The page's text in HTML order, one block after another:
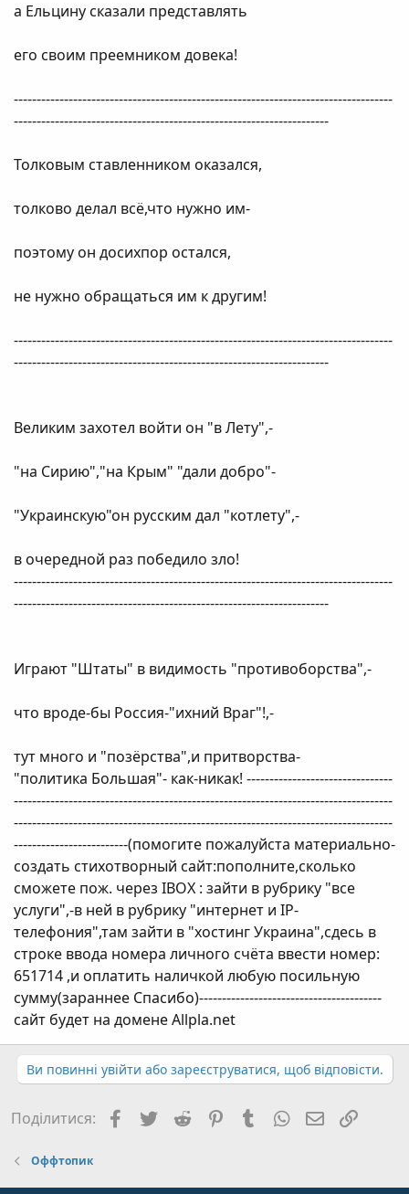
а Ельцину сказали представлять
его своим преемником довека!
-----------------------------------------------------------------------------------
---------------------------------------------------------------------
Толковым ставленником оказался,
толково делал всё,что нужно им-
поэтому он досихпор остался,
не нужно обращаться им к другим!
-----------------------------------------------------------------------------------
---------------------------------------------------------------------
Великим захотел войти он "в Лету",-
"на Сирию","на Крым" "дали добро"-
"Украинскую"он русским дал "котлету",-
в очередной раз победило зло!
-----------------------------------------------------------------------------------
---------------------------------------------------------------------
Играют "Штаты" в видимость "противоборства",-
что вроде-бы Россия-"ихний Враг"!,-
тут много и "позёрства",и притворства-
"политика Большая"- как-никак! --------------------------------
-----------------------------------------------------------------------------------
-----------------------------------------------------------------------------------
-------------------------(помогите пожалуйста материально-
создать стихотворный сайт:пополните,сколько
сможете пож. через IBOX : зайти в рубрику "все
услуги",-в ней в рубрику "интернет и IP-
телефония",там зайти в "хостинг Украина",сдесь в
строке ввода номера личного счёта ввести номер:
651714 ,и оплатить наличкой любую посильную
сумму(зараннее Спасибо)----------------------------------------
сайт будет на домене Allpla.net
Ви повинні увійти або зареєструватися, щоб відповісти.
Поділитися: Facebook
TwitterReddit PinterestTumblrWhatsApp
E-mail
Оффтопик